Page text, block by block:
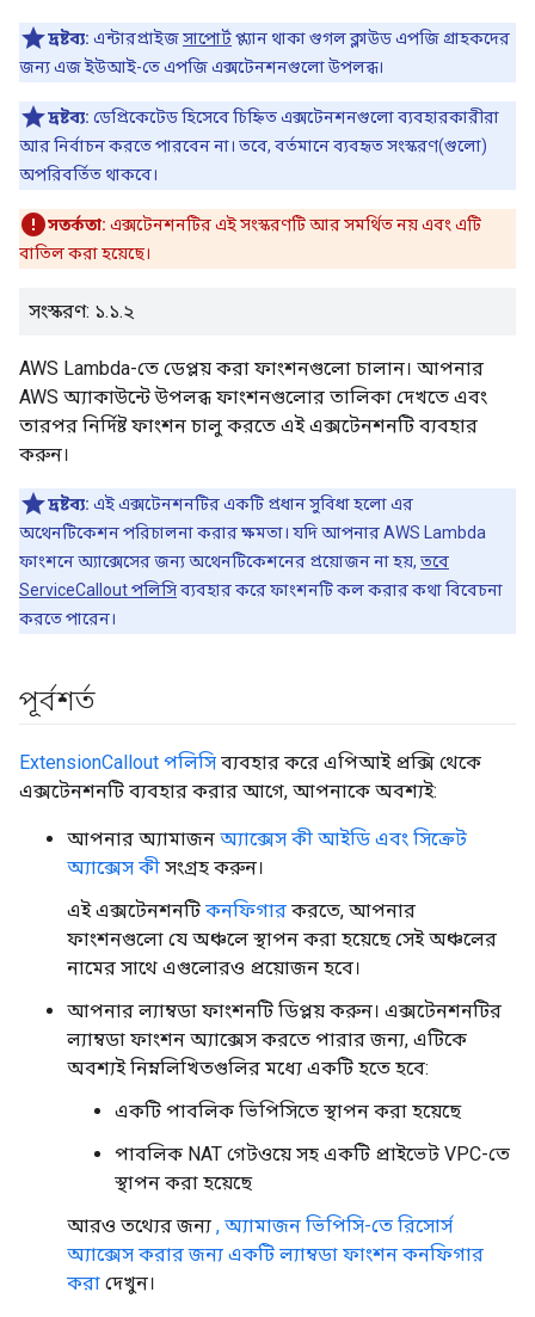
দ্রষ্টব্য: এন্টারপ্রাইজসাপোর্টপ্ল্যান থাকা গুগল ক্লাউড এপজি গ্রাহকদের
জন্য এজ ইউআই-তে এপজি এক্সটেনশনগুলো উপলব্ধ।
দ্রষ্টব্য: ডেপ্রিকেটেড হিসেবে চিহ্নিত এক্সটেনশনগুলো ব্যবহারকারীরা
আর নির্বাচন করতে পারবেন না। তবে, বর্তমানে ব্যবহৃত সংস্করণ(গুলো)
অপরিবর্তিত থাকবে।
সতর্কতা: এক্সটেনশনটির এই সংস্করণটি আর সমর্থিত নয় এবং এটি
বাতিল করা হয়েছে।
সংস্করণ: ১.১.২
AWS Lambda-তে ডেপ্লয় করা ফাংশনগুলো চালান। আপনার
AWS অ্যাকাউন্টে উপলব্ধ ফাংশনগুলোর তালিকা দেখতে এবং
তারপর নির্দিষ্ট ফাংশন চালু করতে এই এক্সটেনশনটি ব্যবহার
করুন।
দ্রষ্টব্য: এই এক্সটেনশনটির একটি প্রধান সুবিধা হলো এর
অথেনটিকেশন পরিচালনা করার ক্ষমতা। যদি আপনার AWS Lambda
ফাংশনে অ্যাক্সেসের জন্য অথেনটিকেশনের প্রয়োজন না হয়, তবে
ServiceCallout পলিসিব্যবহার করে ফাংশনটি কল করার কথা বিবেচনা
করতে পারেন।
পূর্বশর্ত
ExtensionCallout পলিসি ব্যবহার করে এপিআই প্রক্সি থেকে
এক্সটেনশনটি ব্যবহার করার আগে, আপনাকে অবশ্যই:
আপনার অ্যামাজন অ্যাক্সেস কী আইডি এবং সিক্রেট
অ্যাক্সেস কী সংগ্রহ করুন।
এই এক্সটেনশনটি কনফিগার করতে, আপনার
ফাংশনগুলো যে অঞ্চলে স্থাপন করা হয়েছে সেই অঞ্চলের
নামের সাথে এগুলোরও প্রয়োজন হবে।
আপনার ল্যাম্বডা ফাংশনটি ডিপ্লয় করুন। এক্সটেনশনটির
ল্যাম্বডা ফাংশন অ্যাক্সেস করতে পারার জন্য, এটিকে
অবশ্যই নিম্নলিখিতগুলির মধ্যে একটি হতে হবে:
একটি পাবলিক ভিপিসিতে স্থাপন করা হয়েছে
পাবলিক NAT গেটওয়ে সহ একটি প্রাইভেট VPC-তে
স্থাপন করা হয়েছে
আরও তথ্যের জন্য , অ্যামাজন ভিপিসি-তে রিসোর্স
অ্যাক্সেস করার জন্য একটি ল্যাম্বডা ফাংশন কনফিগার
করা দেখুন।